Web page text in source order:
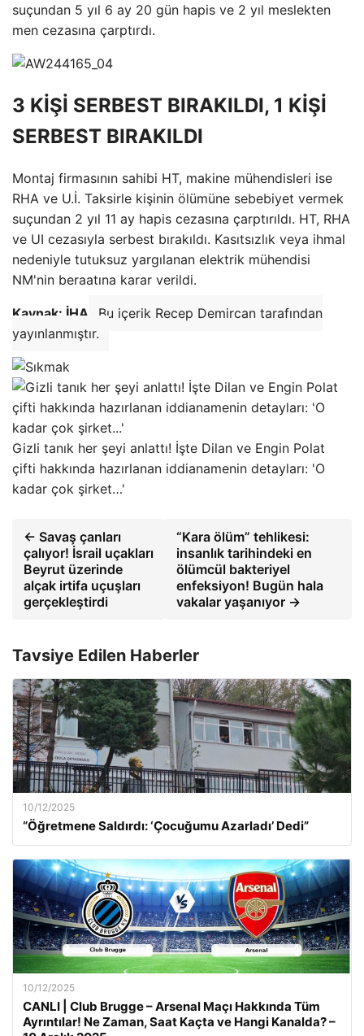
suçundan 5 yıl 6 ay 20 gün hapis ve 2 yıl meslekten
men cezasına çarptırdı.
3 KİŞİ SERBEST BIRAKILDI, 1 KİŞİ
SERBEST BIRAKILDI
Montaj firmasının sahibi HT, makine mühendisleri ise
RHA ve U.İ. Taksirle kişinin ölümüne sebebiyet vermek
suçundan 2 yıl 11 ay hapis cezasına çarptırıldı. HT, RHA
ve UI cezasıyla serbest bırakıldı. Kasıtsızlık veya ihmal
nedeniyle tutuksuz yargılanan elektrik mühendisi
NM'nin beraatına karar verildi.
Kaynak: İHA
Bu içerik Recep Demircan tarafından
yayınlanmıştır.
Gizli tanık her şeyi anlattı! İşte Dilan ve Engin Polat
çifti hakkında hazırlanan iddianamenin detayları: 'O
kadar çok şirket…'
← Savaş çanları
çalıyor! İsrail uçakları
Beyrut üzerinde
alçak irtifa uçuşları
gerçekleştirdi
“Kara ölüm” tehlikesi:
insanlık tarihindeki en
ölümcül bakteriyel
enfeksiyon! Bugün hala
vakalar yaşanıyor →
Tavsiye Edilen Haberler
10/12/2025
“Öğretmene Saldırdı: ‘Çocuğumu Azarladı’ Dedi”
10/12/2025
CANLI | Club Brugge – Arsenal Maçı Hakkında Tüm
Ayrıntılar! Ne Zaman, Saat Kaçta ve Hangi Kanalda? –